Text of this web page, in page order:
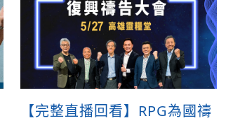
【完整直播回看】RPG為國禱